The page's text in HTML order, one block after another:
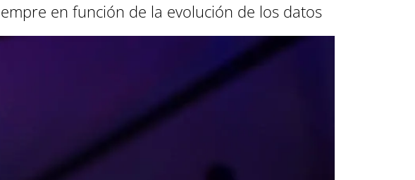
en función de la evolución de los datos